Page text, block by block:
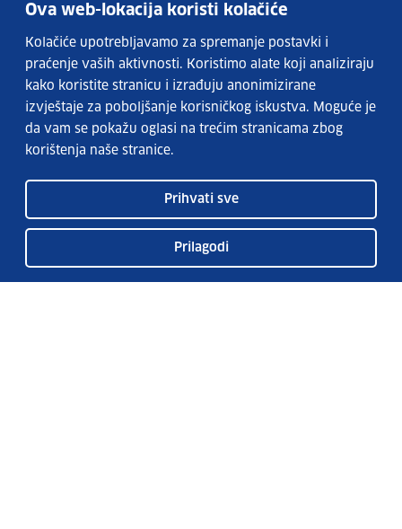
Ova web-lokacija koristi kolačiće
Kolačiće upotrebljavamo za spremanje postavki i
praćenje vaših aktivnosti. Koristimo alate koji analiziraju
kako koristite stranicu i izrađuju anonimizirane
izvještaje za poboljšanje korisničkog iskustva. Moguće je
da vam se pokažu oglasi na trećim stranicama zbog
korištenja naše stranice.
Prilagodi
Prihvati sve